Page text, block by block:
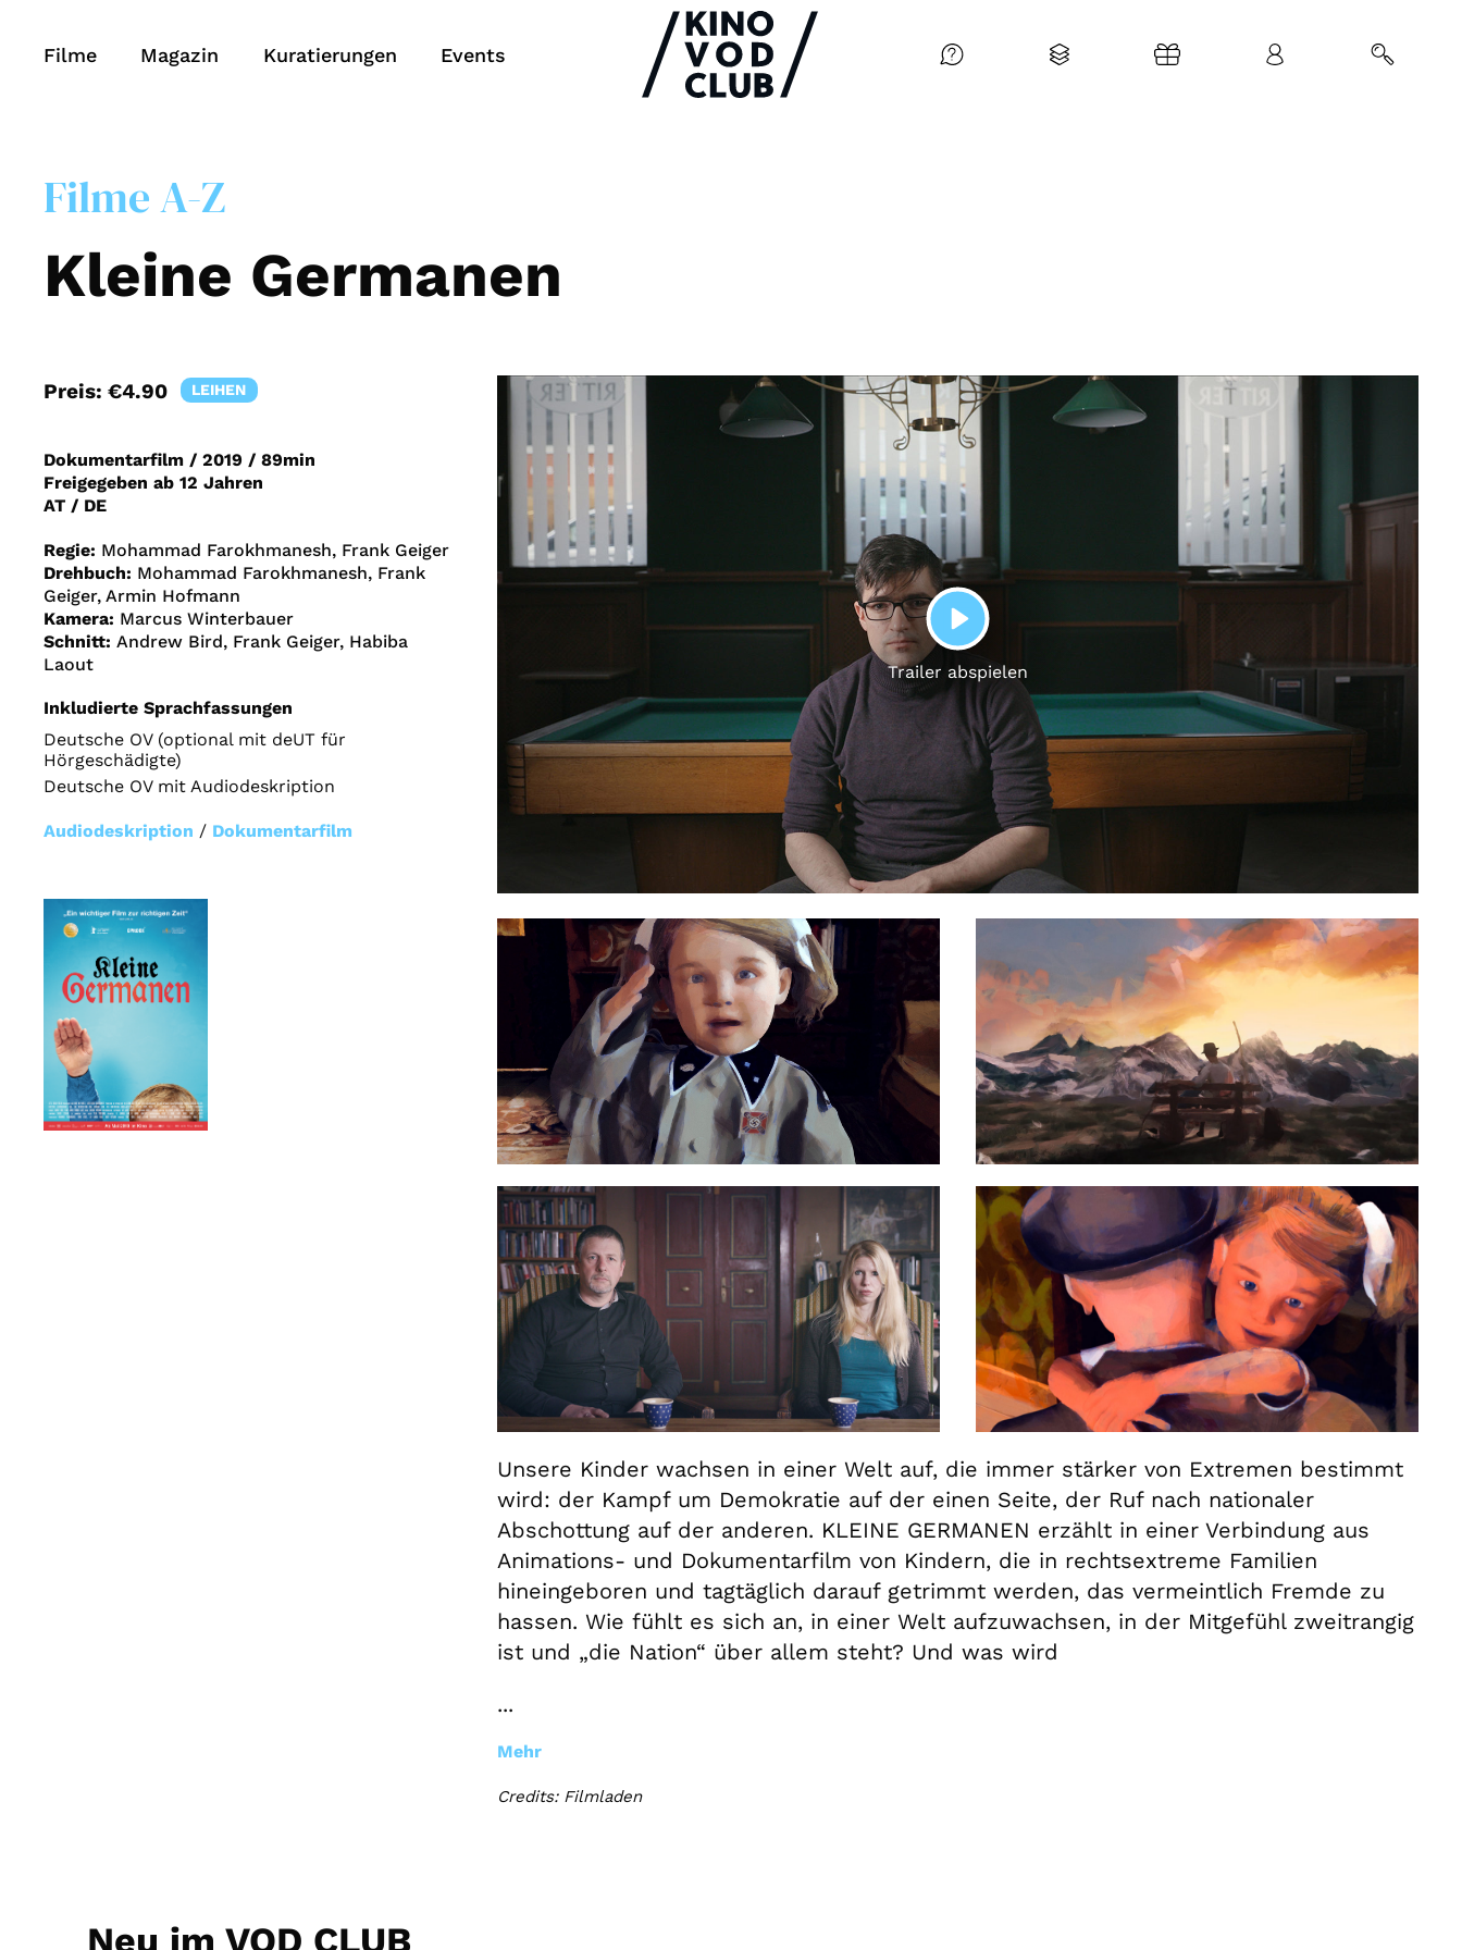
So geht’s
Filmpakete
Gutscheine
& Filmpässe
Account
Suche
Filme Magazin Kuratierungen Events
Filme A-Z
Kleine Germanen
Preis: €4.90 LEIHEN
PLAY
Trailer abspielen
Dokumentarfilm / 2019 / 89min
Freigegeben ab 12 Jahren
AT / DE
Regie: Mohammad Farokhmanesh, Frank Geiger
Drehbuch: Mohammad Farokhmanesh, Frank
Geiger, Armin Hofmann
Kamera: Marcus Winterbauer
Schnitt: Andrew Bird, Frank Geiger, Habiba
Laout
Inkludierte Sprachfassungen
Deutsche OV (optional mit deUT für
Hörgeschädigte)
Deutsche OV mit Audiodeskription
Audiodeskription / Dokumentarfilm
Unsere Kinder wachsen in einer Welt auf, die immer stärker von Extremen bestimmt
wird: der Kampf um Demokratie auf der einen Seite, der Ruf nach nationaler
Abschottung auf der anderen. KLEINE GERMANEN erzählt in einer Verbindung aus
Animations- und Dokumentarfilm von Kindern, die in rechtsextreme Familien
hineingeboren und tagtäglich darauf getrimmt werden, das vermeintlich Fremde zu
hassen. Wie fühlt es sich an, in einer Welt aufzuwachsen, in der Mitgefühl zweitrangig
ist und „die Nation“ über allem steht? Und was wird
...
Mehr
Credits: Filmladen
Neu im VOD CLUB